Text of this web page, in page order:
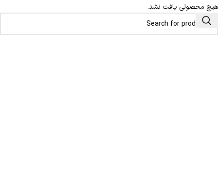
هیچ محصولی یافت نشد.